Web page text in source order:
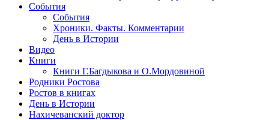
События
События
Хроники. Факты. Комментарии
День в Истории
Видео
Книги
Книги Г.Багдыкова и О.Мордовиной
Родники Ростова
Ростов в книгах
День в Истории
Нахичеванский доктор